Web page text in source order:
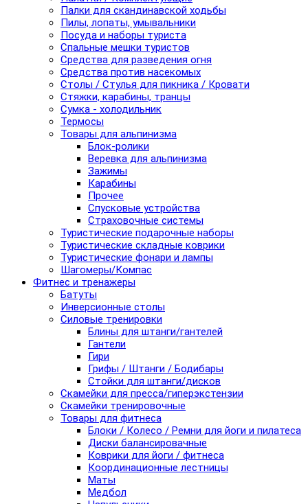
Палки для скандинавской ходьбы
Пилы, лопаты, умывальники
Посуда и наборы туриста
Спальные мешки туристов
Средства для разведения огня
Средства против насекомых
Столы / Стулья для пикника / Кровати
Стяжки, карабины, транцы
Сумка - холодильник
Термосы
Товары для альпинизма
Блок-ролики
Веревка для альпинизма
Зажимы
Карабины
Прочее
Спусковые устройства
Страховочные системы
Туристические подарочные наборы
Туристические складные коврики
Туристические фонари и лампы
Шагомеры/Компас
Фитнес и тренажеры
Батуты
Инверсионные столы
Силовые тренировки
Блины для штанги/гантелей
Гантели
Гири
Грифы / Штанги / Бодибары
Стойки для штанги/дисков
Скамейки для пресса/гиперэкстензии
Скамейки тренировочные
Товары для фитнеса
Блоки / Колесо / Ремни для йоги и пилатеса
Диски балансировачные
Коврики для йоги / фитнеса
Координационные лестницы
Маты
Медбол